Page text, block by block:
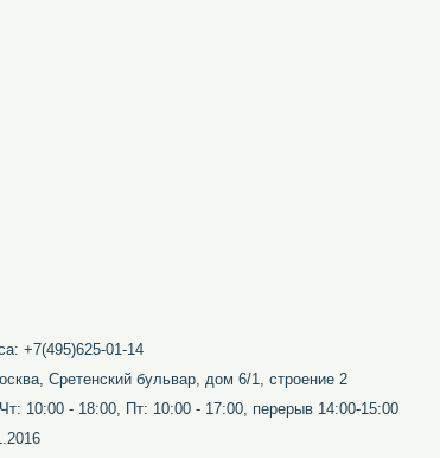
+7(495)625-01-14
Сретенский бульвар, дом 6/1, строение 2
10:00 - 18:00, Пт: 10:00 - 17:00, перерыв 14:00-15:00